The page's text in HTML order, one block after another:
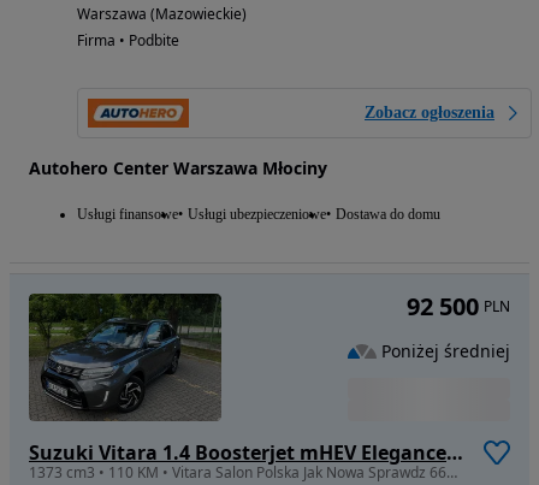
Warszawa (Mazowieckie)
Firma • Podbite
Zobacz ogłoszenia
Autohero Center Warszawa Młociny
Usługi finansowe Usługi ubezpieczeniowe Dostawa do domu
Suzuki Vitara 1.4 Boosterjet mHEV Elegance 4WD
1373 cm3 • 110 KM • Vitara Salon Polska Jak Nowa Sprawdz 6600KM przebiegu
92 500 PLN
Poniżej średniej